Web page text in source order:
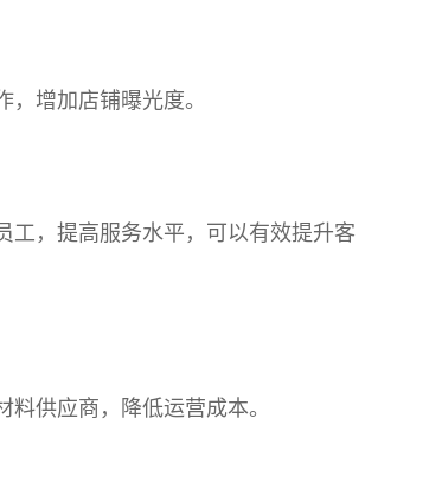
增加店铺曝光度。
工，提高服务水平，可以有效提升客
供应商，降低运营成本。